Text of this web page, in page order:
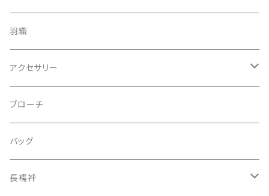
羽織
アクセサリー
ピアス
指輪
装飾品
ブローチ
バッグ
長襦袢